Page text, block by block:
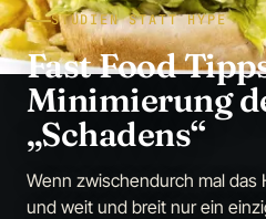
STUDIEN STATT HYPE
Fast Food
Minimierung
„Schadens“
Wenn zwischendurch mal
und weit und breit nur ein